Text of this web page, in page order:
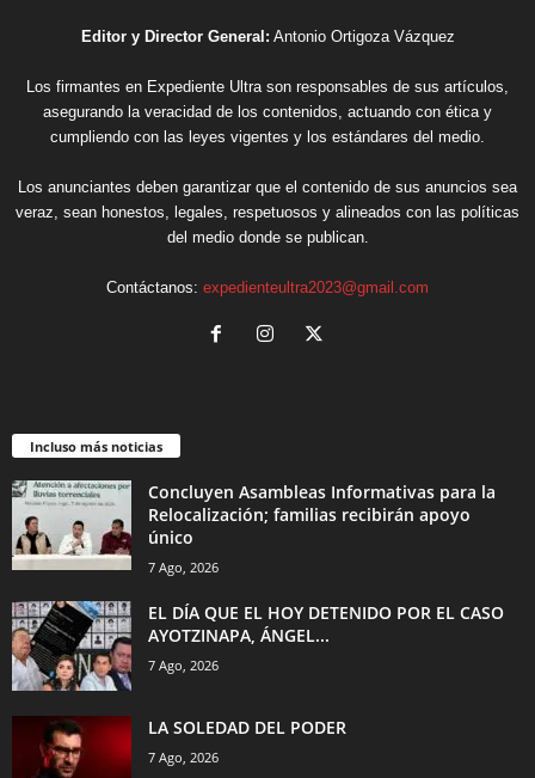
Editor y Director General: Antonio Ortigoza Vázquez
Los firmantes en Expediente Ultra son responsables de sus artículos,
asegurando la veracidad de los contenidos, actuando con ética y
cumpliendo con las leyes vigentes y los estándares del medio.
Los anunciantes deben garantizar que el contenido de sus anuncios sea
veraz, sean honestos, legales, respetuosos y alineados con las políticas
del medio donde se publican.
Contáctanos: expedienteultra2023@gmail.com
Incluso más noticias
Concluyen Asambleas Informativas para la
Relocalización; familias recibirán apoyo
único
7 Ago, 2026
EL DÍA QUE EL HOY DETENIDO POR EL CASO
AYOTZINAPA, ÁNGEL...
7 Ago, 2026
LA SOLEDAD DEL PODER
7 Ago, 2026